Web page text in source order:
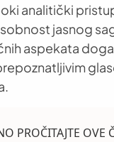
analitički
jasnog
aspekata
PROČITAJTE OVE